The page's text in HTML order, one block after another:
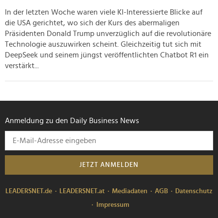
gesammelt haben.
In der letzten Woche waren viele KI-Interessierte Blicke auf
die USA gerichtet, wo sich der Kurs des abermaligen
Präsidenten Donald Trump unverzüglich auf die revolutionäre
Technologie auszuwirken scheint. Gleichzeitig tut sich mit
DeepSeek und seinem jüngst veröffentlichten Chatbot R1 ein
verstärkt...
Anmeldung zu den Daily Business News
JETZT ANMELDEN
LEADERSNET.de LEADERSNET.at Mediadaten AGB
Datenschutz
Impressum